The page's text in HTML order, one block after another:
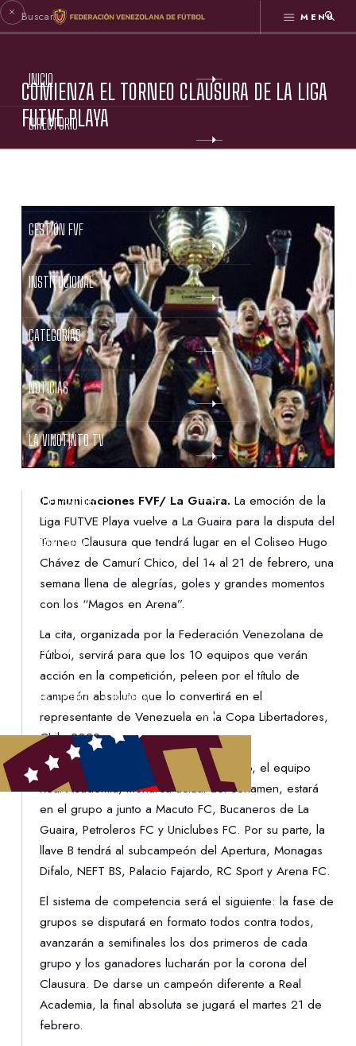
MENÚ
INICIO
DIRECTORIO
GESTIÓN FVF
INSTITUCIONAL
CATEGORÍAS
NOTICIAS
LA VINOTINTO TV
NOTIFICACIONES
NORMATIVAS
CONTACTO
DENUNCIAS
PROTECCIÓN DE LA INFANCIA
COMIENZA EL TORNEO CLAUSURA DE LA LIGA
FUTVE PLAYA
Comunicaciones FVF/ La Guaira. La emoción de la
Liga FUTVE Playa vuelve a La Guaira para la disputa del
Torneo Clausura que tendrá lugar en el Coliseo Hugo
Chávez de Camurí Chico, del 14 al 21 de febrero, una
semana llena de alegrías, goles y grandes momentos
con los “Magos en Arena”.
La cita, organizada por la Federación Venezolana de
Fútbol, servirá para que los 10 equipos que verán
acción en la competición, peleen por el título de
campeón absoluto que lo convertirá en el
representante de Venezuela en la Copa Libertadores,
Chile 2022.
Tras la realización del respectivo sorteo, el equipo
Real Academia, monarca actual del certamen, estará
en el grupo a junto a Macuto FC, Bucaneros de La
Guaira, Petroleros FC y Uniclubes FC. Por su parte, la
llave B tendrá al subcampeón del Apertura, Monagas
Difalo, NEFT BS, Palacio Fajardo, RC Sport y Arena FC.
El sistema de competencia será el siguiente: la fase de
grupos se disputará en formato todos contra todos,
avanzarán a semifinales los dos primeros de cada
grupo y los ganadores lucharán por la corona del
Clausura. De darse un campeón diferente a Real
Academia, la final absoluta se jugará el martes 21 de
febrero.